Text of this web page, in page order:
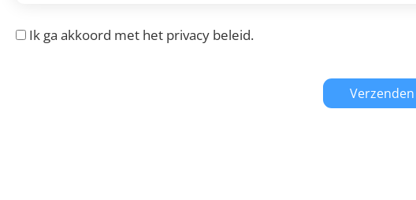
Ik ga akkoord met het privacy beleid.